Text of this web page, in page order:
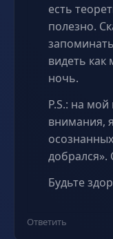
есть
полезно.
видеть
ночь.
P.S.: на
внимания,
Будьте
Ответить